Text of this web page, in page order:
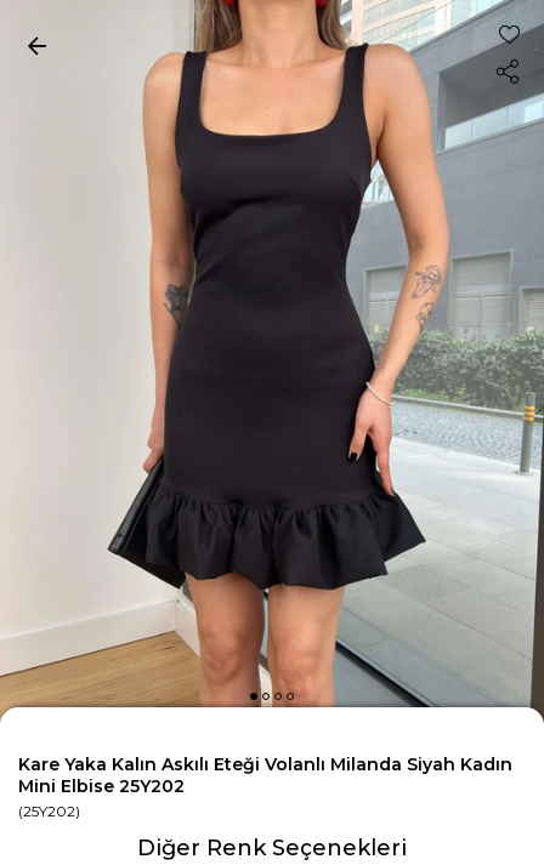
Kare Yaka Kalın Askılı Eteği Volanlı Milanda Siyah Kadın
Mini Elbise 25Y202
(25Y202)
Diğer Renk Seçenekleri